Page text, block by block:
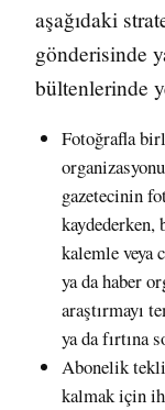
aşağıdaki
gönderisinde
bültenlerinde
Fotoğrafla
gazetecinin
kaydederken,
kalemle veya
ya da haber
araştırmayı
ya da fırtına
Abonelik
kalmak için